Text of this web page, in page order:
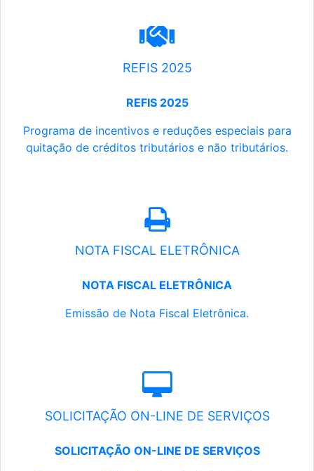
REFIS 2025
REFIS 2025
Programa de incentivos e reduções especiais para
quitação de créditos tributários e não tributários.
NOTA FISCAL ELETRÔNICA
NOTA FISCAL ELETRÔNICA
Emissão de Nota Fiscal Eletrônica.
SOLICITAÇÃO ON-LINE DE SERVIÇOS
SOLICITAÇÃO ON-LINE DE SERVIÇOS